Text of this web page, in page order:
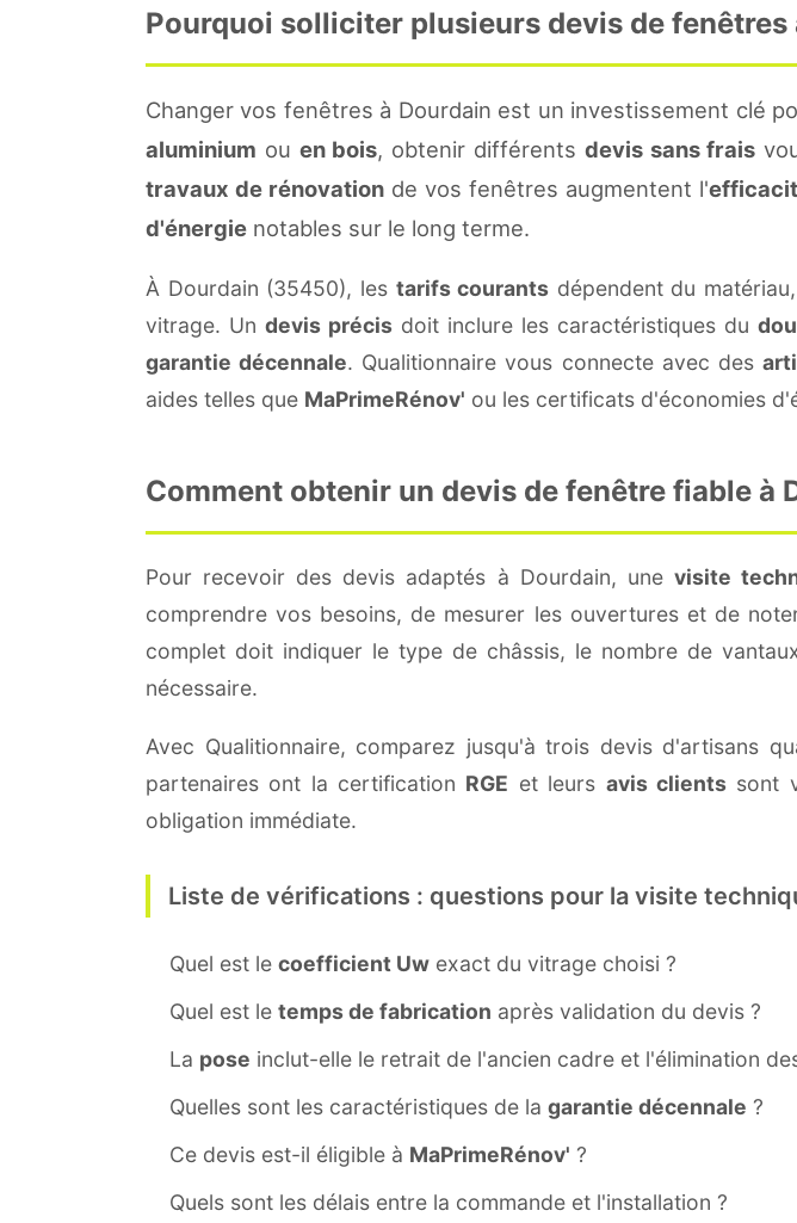
Pourquoi solliciter plusieurs devis de fenêtres
Changer vos fenêtres à Dourdain est un investissement clé
aluminium ou en bois, obtenir différents devis sans frais
travaux de rénovationde vos fenêtres augmentent l'
d'énergie notables sur le long terme.
À Dourdain (35450), les tarifs courants dépendent du
vitrage. Un devis précis doit inclure les caractéristiques du
garantie décennale. Qualitionnaire vous connecte avec des
aides telles que MaPrimeRénov' ou les certificats d'économies
Comment obtenir un devis de fenêtre fiable à
Pour recevoir des devis adaptés à Dourdain, une visite
comprendre vos besoins, de mesurer les ouvertures et de
complet doit indiquer le type de châssis, le nombre de
nécessaire.
Avec Qualitionnaire, comparez jusqu'à trois devis d'artisans
partenaires ont la certification RGE et leurs avis clientssont
obligation immédiate.
Liste de vérifications : questions pour la visite
Quel est le coefficient Uw exact du vitrage choisi ?
Quel est le temps de fabrication après validation du devis ?
La pose inclut-elle le retrait de l'ancien cadre et l'élimination
Quelles sont les caractéristiques de la garantie décennale ?
Ce devis est-il éligible à MaPrimeRénov' ?
Quels sont les délais entre la commande et l'installation ?